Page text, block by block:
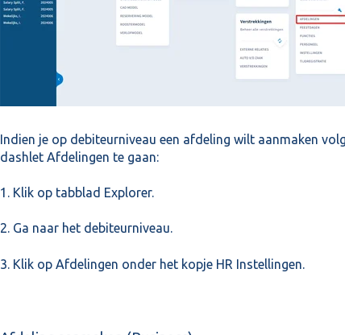
Indien je op debiteurniveau een afdeling wilt aanmaken
dashlet Afdelingen te gaan:
1. Klik op tabblad Explorer.
2. Ga naar het debiteurniveau.
3. Klik op Afdelingen onder het kopje HR Instellingen.